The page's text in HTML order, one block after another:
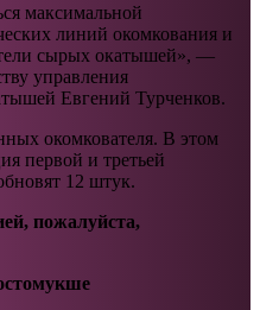
максимальной
линий окомкования и
сырых окатышей», —
управления
Евгений Турченков.
окомкователя. В этом
первой и третьей
12 штук.
пожалуйста,